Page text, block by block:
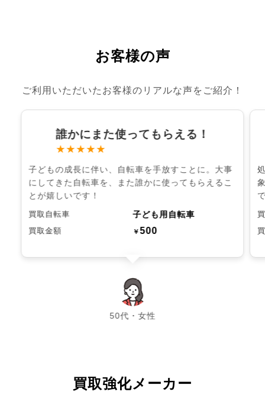
お客様の声
ご利用いただいたお客様のリアルな声をご紹介！
誰かにまた使ってもらえる！
★★★★★
子どもの成長に伴い、自転車を手放すことに。大事
にしてきた自転車を、また誰かに使ってもらえるこ
とが嬉しいです！
買取自転車 子ども用自転車
買取金額 ￥500
50代・女性
chevron_left chevron_right
買取強化メーカー